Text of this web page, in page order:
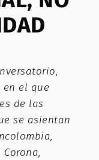
en el que
de las
se asientan
Corona,